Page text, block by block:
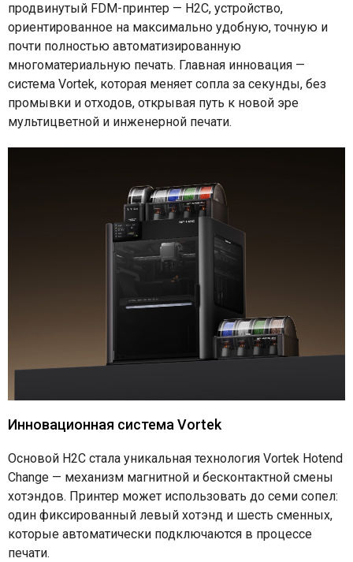
продвинутый FDM-принтер — H2C, устройство,
ориентированное на максимально удобную, точную и
почти полностью автоматизированную
многоматериальную печать. Главная инновация —
система Vortek, которая меняет сопла за секунды, без
промывки и отходов, открывая путь к новой эре
мультицветной и инженерной печати.
Инновационная система Vortek
Основой H2C стала уникальная технология Vortek Hotend
Change — механизм магнитной и бесконтактной смены
хотэндов. Принтер может использовать до семи сопел:
один фиксированный левый хотэнд и шесть сменных,
которые автоматически подключаются в процессе
печати.